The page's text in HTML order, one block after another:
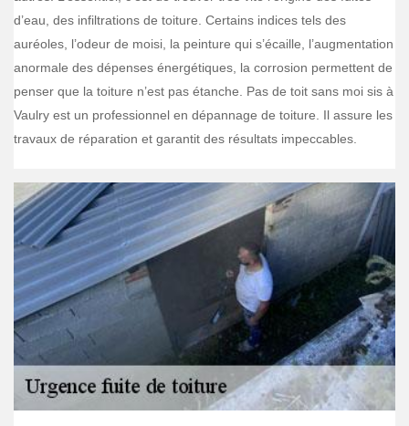
d’eau, des infiltrations de toiture. Certains indices tels des
auréoles, l’odeur de moisi, la peinture qui s’écaille, l’augmentation
anormale des dépenses énergétiques, la corrosion permettent de
penser que la toiture n’est pas étanche. Pas de toit sans moi sis à
Vaulry est un professionnel en dépannage de toiture. Il assure les
travaux de réparation et garantit des résultats impeccables.